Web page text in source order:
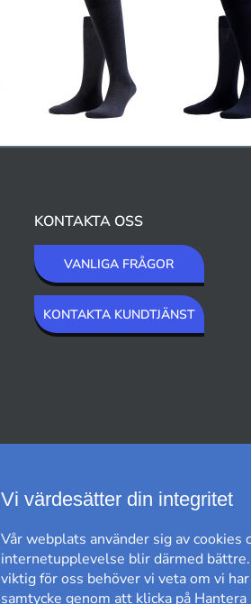
KONTAKTA OSS
VANLIGA FRÅGOR
KONTAKTA KUNDTJÄNST
Vi värdesätter din integritet
Vår webplats använder sig av
internetupplevelse blir därmed
viktig för oss behöver vi veta om vi
samtycke genom att klicka på